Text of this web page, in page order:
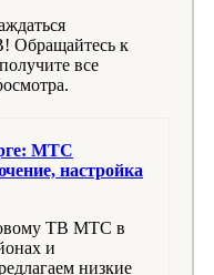
Обращайтесь к
все
МТС
настройка
ТВ МТС в
и
низкие